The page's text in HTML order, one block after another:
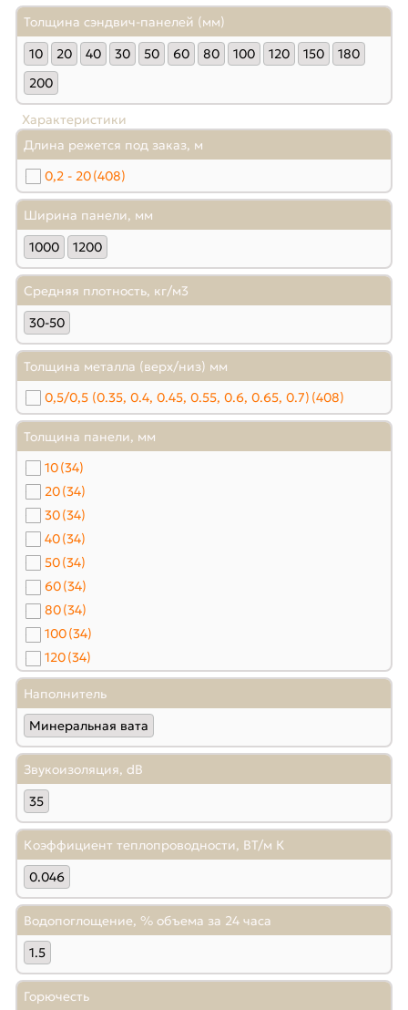
Толщина сэндвич-панелей (мм)
10
20 40 30 50 60 80 100 120 150
180
200
Характеристики
Длина режется под заказ, м
0,2 - 20(408)
Ширина панели, мм
1000
1200
Средняя плотность, кг/м3
30-50
Толщина металла (верх/низ) мм
0,5/0,5 (0.35, 0.4, 0.45, 0.55, 0.6, 0.65, 0.7) (408)
Толщина панели, мм
10(34)
20(34)
30(34)
40(34)
50(34)
60(34)
80(34)
100(34)
120(34)
150(34)
180(34)
200(34)
Наполнитель
Минеральная вата
Звукоизоляция, dB
35
Коэффициент теплопроводности, ВТ/м К
0.046
Водопоглощение, % объема за 24 часа
1.5
Горючесть